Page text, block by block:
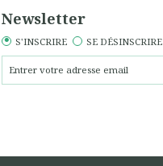
Newsletter
S'INSCRIRE SE DÉSINSCRIRE